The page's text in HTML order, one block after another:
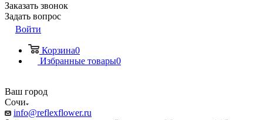
Заказать звонок
Задать вопрос
Войти
Корзина0
Избранные товары0
Ваш город
Сочи
info@reflexflower.ru